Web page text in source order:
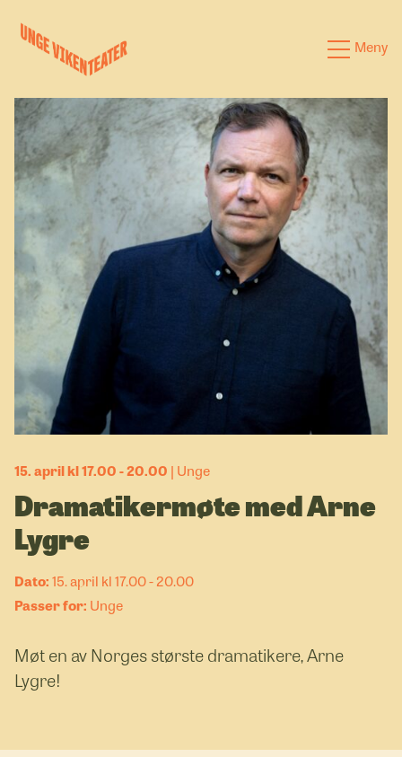
Meny
Forestillinger
Kalender
Satsinger
Om oss
15. april kl 17.00 - 20.00 Unge
Dramatikermøte med Arne
Lygre
15. april kl 17.00 - 20.00
Unge
Møt en av Norges største dramatikere, Arne
Lygre!